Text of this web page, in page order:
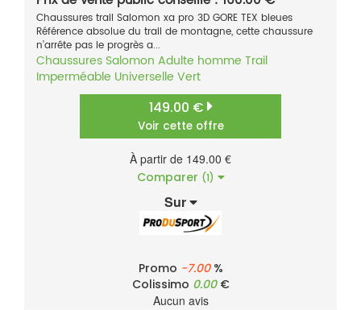
Chaussures trail Salomon xa pro 3D GORE TEX bleues
Référence absolue du trail de montagne, cette chaussure
n’arrête pas le progrès a...
Chaussures Salomon Adulte homme Trail
Imperméable Universelle Vert
149.00 €
Voir cette offre
À partir de 149.00 €
Comparer (1)
Sur
Promo -7.00%
Colissimo 0.00€
Aucun avis